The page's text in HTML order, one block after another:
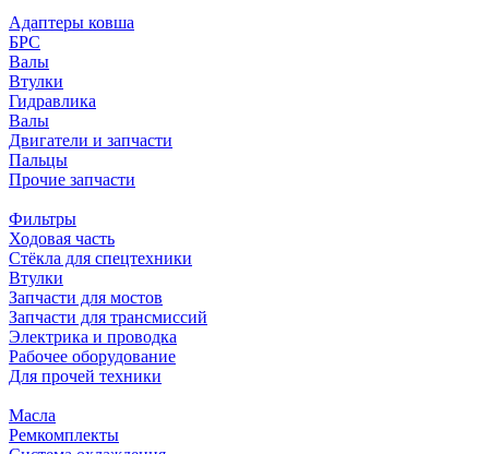
Адаптеры ковша
БРС
Валы
Втулки
Гидравлика
Валы
Двигатели и запчасти
Пальцы
Прочие запчасти
Фильтры
Ходовая часть
Стёкла для спецтехники
Втулки
Запчасти для мостов
Запчасти для трансмиссий
Электрика и проводка
Рабочее оборудование
Для прочей техники
Масла
Ремкомплекты